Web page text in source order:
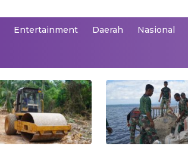
Entertainment Daerah Nasional